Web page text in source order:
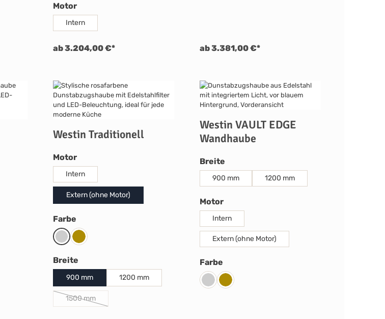
Motorauswählen
Intern
ab 3.204,00 €* ab 3.381,00 €*
Westin Traditionell
Motorauswählen
Intern
Extern (ohne Motor)
Farbe
EdelstahlRAL-Farbe
Breite
900 mm 1200 mm
1500 mm
(Diese Option ist zurzeit nicht verfügbar.)
Westin VAULT EDGE
Wandhaube
Breiteauswählen
900 mm 1200 mm
Motorauswählen
Intern
Extern (ohne Motor)
Farbeauswählen
EdelstahlRAL-Farbe